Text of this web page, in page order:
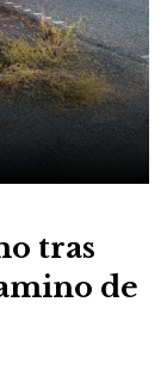
tras
de